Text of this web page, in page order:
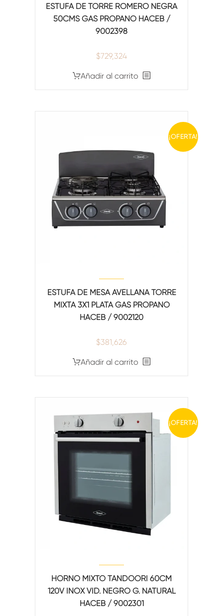
ESTUFA DE TORRE ROMERO NEGRA
50CMS GAS PROPANO HACEB /
9002398
$729,324
Añadir al carrito
¡OFERTA!
ESTUFA DE MESA AVELLANA TORRE
MIXTA 3X1 PLATA GAS PROPANO
HACEB / 9002120
$381,626
Añadir al carrito
¡OFERTA!
HORNO MIXTO TANDOORI 60CM
120V INOX VID. NEGRO G. NATURAL
HACEB / 9002301